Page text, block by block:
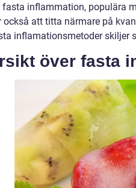
fasta inflammation, populära
också att titta närmare på
inflamationsmetoder skiljer
över fasta